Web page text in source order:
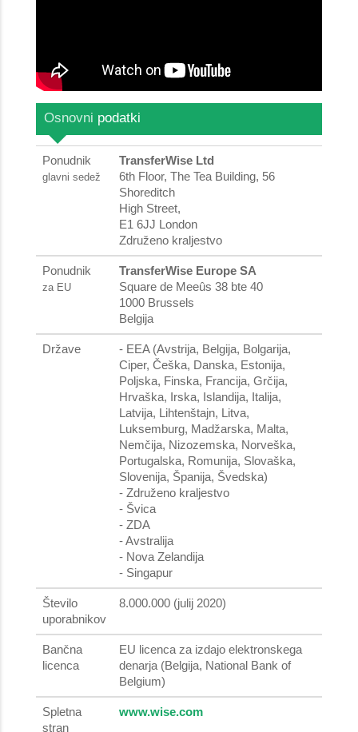
Osnovni podatki
Ponudnik
glavni sedež
TransferWise Ltd
6th Floor, The Tea Building, 56
Shoreditch
High Street,
E1 6JJ London
Združeno kraljestvo
Ponudnik
za EU
TransferWise Europe SA
Square de Meeûs 38 bte 40
1000 Brussels
Belgija
Države
- EEA (Avstrija, Belgija, Bolgarija,
Ciper, Češka, Danska, Estonija,
Poljska, Finska, Francija, Grčija,
Hrvaška, Irska, Islandija, Italija,
Latvija, Lihtenštajn, Litva,
Luksemburg, Madžarska, Malta,
Nemčija, Nizozemska, Norveška,
Portugalska, Romunija, Slovaška,
Slovenija, Španija, Švedska)
- Združeno kraljestvo
- Švica
- ZDA
- Avstralija
- Nova Zelandija
- Singapur
Število
uporabnikov
8.000.000 (julij 2020)
Bančna
licenca
EU licenca za izdajo elektronskega
denarja (Belgija, National Bank of
Belgium)
Spletna
stran
www.wise.com